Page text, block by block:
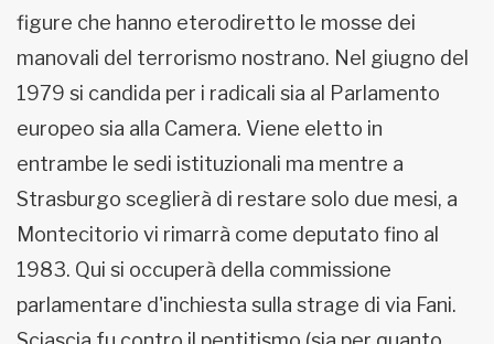
figure che hanno eterodiretto le mosse dei
manovali del terrorismo nostrano. Nel giugno del
1979 si candida per i radicali sia al Parlamento
europeo sia alla Camera. Viene eletto in
entrambe le sedi istituzionali ma mentre a
Strasburgo sceglierà di restare solo due mesi, a
Montecitorio vi rimarrà come deputato fino al
1983. Qui si occuperà della commissione
parlamentare d'inchiesta sulla strage di via Fani.